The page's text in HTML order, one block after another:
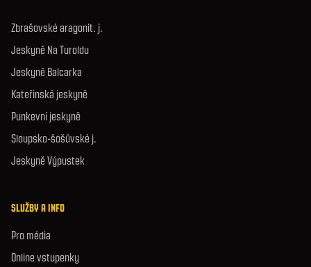
Zbrašovské aragonit. j.
Jeskyně Na Turoldu
Jeskyně Balcarka
Kateřinská jeskyně
Punkevní jeskyně
Sloupsko-šošůvské j.
Jeskyně Výpustek
SLUŽBY A INFO
Pro média
Online vstupenky